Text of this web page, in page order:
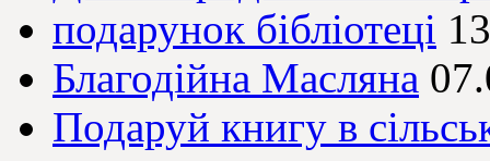
подарунок бібліотеці
Благодійна Масляна
Подаруй книгу в